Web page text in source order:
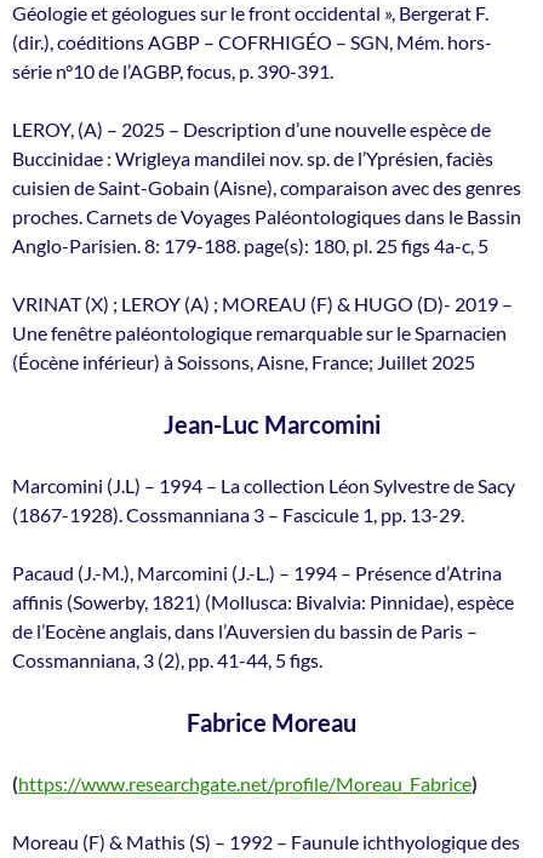
Géologie et géologues sur le front occidental », Bergerat F.
(dir.), coéditions AGBP – COFRHIGÉO – SGN, Mém. hors-
série n°10 de l’AGBP, focus, p. 390-391.
LEROY, (A) – 2025 – Description d’une nouvelle espèce de
Buccinidae : Wrigleya mandilei nov. sp. de l’Yprésien, faciès
cuisien de Saint-Gobain (Aisne), comparaison avec des genres
proches. Carnets de Voyages Paléontologiques dans le Bassin
Anglo-Parisien. 8: 179-188. page(s): 180, pl. 25 figs 4a-c, 5
VRINAT (X) ; LEROY (A) ; MOREAU (F) & HUGO (D)- 2019 –
Une fenêtre paléontologique remarquable sur le Sparnacien
(Éocène inférieur) à Soissons, Aisne, France; Juillet 2025
Jean-Luc Marcomini
Marcomini (J.L) – 1994 – La collection Léon Sylvestre de Sacy
(1867-1928). Cossmanniana 3 – Fascicule 1, pp. 13-29.
Pacaud (J.-M.), Marcomini (J.-L.) – 1994 – Présence d’Atrina
affinis (Sowerby, 1821) (Mollusca: Bivalvia: Pinnidae), espèce
de l’Eocène anglais, dans l’Auversien du bassin de Paris –
Cossmanniana, 3 (2), pp. 41-44, 5 figs.
Fabrice Moreau
(https://www.researchgate.net/profile/Moreau_Fabrice)
Moreau (F) & Mathis (S) – 1992 – Faunule ichthyologique des